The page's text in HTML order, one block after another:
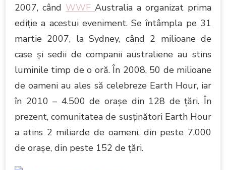
2007, când WWF Australia a organizat prima
ediţie a acestui eveniment. Se întâmpla pe 31
martie 2007, la Sydney, când 2 milioane de
case şi sedii de companii australiene au stins
luminile timp de o oră. În 2008, 50 de milioane
de oameni au ales să celebreze Earth Hour, iar
în 2010 – 4.500 de oraşe din 128 de ţări. În
prezent, comunitatea de susţinători Earth Hour
a atins 2 miliarde de oameni, din peste 7.000
de oraşe, din peste 152 de ţări.